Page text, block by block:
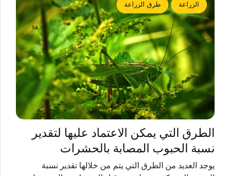
الزراعة طرق الزراعة
الطرق التي يمكن الاعتماد عليها لتقدير
نسبة الحبوب المصابة بالحشرات
يوجد العديد من الطرق التي يتم من خلالها تقدير نسبة